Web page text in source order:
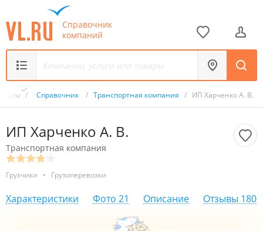
Справочник
компаний
VL.ru / Справочник / Транспортная компания / ИП Харченко А. В.
ИП Харченко А. В.
Транспортная компания
Грузчики • Грузоперевозки
Характеристики Фото 21 Описание Отзывы 180